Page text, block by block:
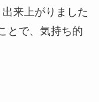
来上がりました
で、 気持ち的